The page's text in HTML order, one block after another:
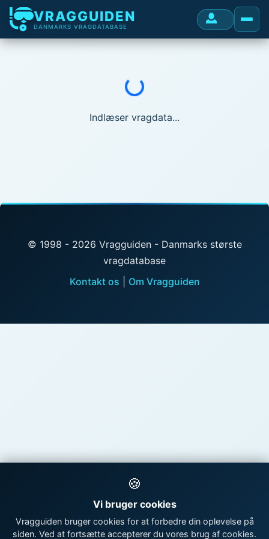
VRAGGUIDEN
DANMARKS VRAGDATABASE
Indlæser...
Indlæser vragdata...
© 1998 - 2026 Vragguiden - Danmarks største
vragdatabase
Kontakt os
Om Vragguiden
🍪
Vi bruger cookies
Vragguiden bruger cookies for at forbedre din oplevelse på
siden. Ved at fortsætte accepterer du vores brug af cookies.